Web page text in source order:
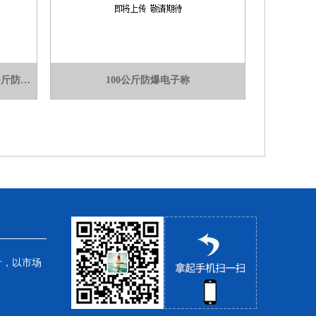
150公斤防爆电子称，苏州园区100公斤防爆秤【保证安全】 100公斤防爆电子称
以市场